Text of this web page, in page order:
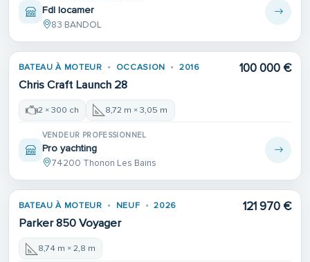
Fdl locamer
83 BANDOL
BATEAU À MOTEUR OCCASION 2016
Chris Craft Launch 28
100 000 €
2 × 300 ch 8,72 m × 3,05 m
VENDEUR PROFESSIONNEL
Pro yachting
74200 Thonon Les Bains
BATEAU À MOTEUR NEUF 2026
Parker 850 Voyager
121 970 €
8,74 m × 2,8 m